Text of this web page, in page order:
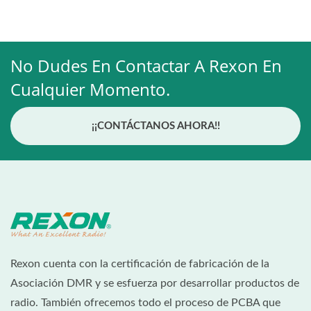
No Dudes En Contactar A Rexon En
Cualquier Momento.
¡¡CONTÁCTANOS AHORA!!
Rexon cuenta con la certificación de fabricación de la
Asociación DMR y se esfuerza por desarrollar productos de
radio. También ofrecemos todo el proceso de PCBA que